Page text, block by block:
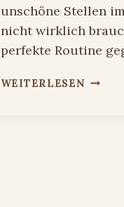
unschöne Stellen
nicht wirklich
perfekte Routine
WEITERLESEN